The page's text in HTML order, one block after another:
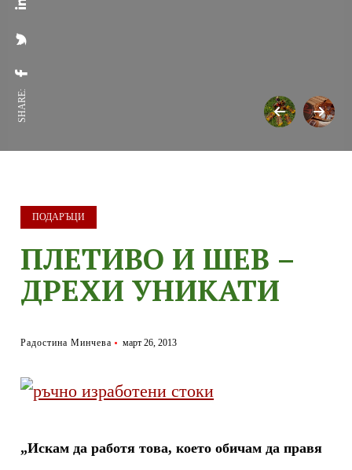
SHARE:
ПОДАРЪЦИ
ПЛЕТИВО И ШЕВ –
ДРЕХИ УНИКАТИ
Радостина Минчева март 26, 2013
„Искам да работя това, което обичам да правя